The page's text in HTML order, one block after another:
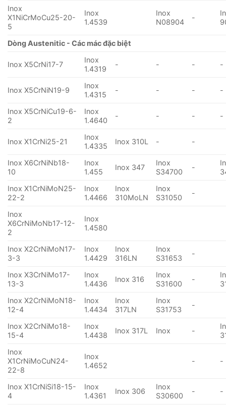
Inox
X1NiCrMoCu25-20-
5
Inox
1.4539
Inox
N08904
-
Dòng Austenitic - Các mác đặc biệt
Inox X5CrNi17-7
Inox
1.4319
- - - -
Inox X5CrNiN19-9
Inox
1.4315
- - - -
Inox X5CrNiCu19-6-
2
Inox
1.4640
- - - -
Inox X1CrNi25-21
Inox
1.4335
Inox 310L - -
Inox X6CrNiNb18-
10
Inox
1.455
Inox 347
Inox
S34700
-
Inox X1CrNiMoN25-
22-2
Inox
1.4466
Inox
310MoLN
Inox
S31050
-
Inox
X6CrNiMoNb17-12-
2
Inox
1.4580
Inox X2CrNiMoN17-
3-3
Inox
1.4429
Inox
316LN
Inox
S31653
-
Inox X3CrNiMo17-
13-3
Inox
1.4436
Inox 316
Inox
S31600
-
Inox X2CrNiMoN18-
12-4
Inox
1.4434
Inox
317LN
Inox
S31753
-
Inox X2CrNiMo18-
15-4
Inox
1.4438
Inox 317L Inox -
Inox
X1CrNiMoCuN24-
22-8
Inox
1.4652
- -
Inox X1CrNiSi18-15-
4
Inox
1.4361
Inox 306
Inox
S30600
- -